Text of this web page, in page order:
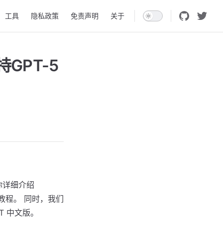
工具 隐私政策 免责声明 关于
GPT-5
细介绍
程。 同时，我们
中文版。